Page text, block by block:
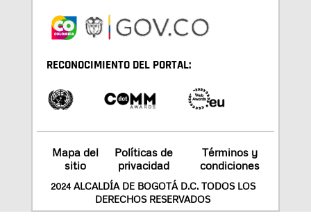
RECONOCIMIENTO DEL PORTAL:
Mapa del
sitio
Políticas de
privacidad
Términos y
condiciones
2024 ALCALDÍA DE BOGOTÁ D.C. TODOS LOS
DERECHOS RESERVADOS